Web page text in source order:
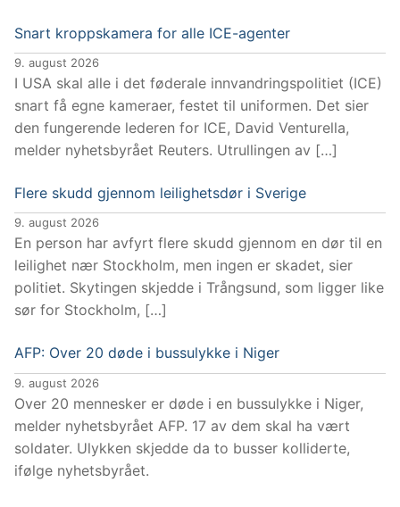
Snart kroppskamera for alle ICE-agenter
9. august 2026
I USA skal alle i det føderale innvandringspolitiet (ICE)
snart få egne kameraer, festet til uniformen. Det sier
den fungerende lederen for ICE, David Venturella,
melder nyhetsbyrået Reuters. Utrullingen av […]
Flere skudd gjennom leilighetsdør i Sverige
9. august 2026
En person har avfyrt flere skudd gjennom en dør til en
leilighet nær Stockholm, men ingen er skadet, sier
politiet. Skytingen skjedde i Trångsund, som ligger like
sør for Stockholm, […]
AFP: Over 20 døde i bussulykke i Niger
9. august 2026
Over 20 mennesker er døde i en bussulykke i Niger,
melder nyhetsbyrået AFP. 17 av dem skal ha vært
soldater. Ulykken skjedde da to busser kolliderte,
ifølge nyhetsbyrået.